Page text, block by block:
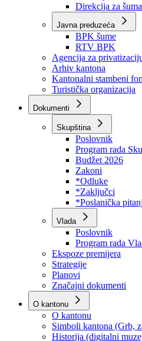
Direkcije
Direkcija za
Direkcija za ceste
Direkcija za
Javna preduzeća
BPK šume
RTV BPK
Agencija za privatizaciju
Arhiv kantona
Kantonalni stambeni
Turistička organizacija
Dokumenti
Skupština
Poslovnik
Program rada
Budžet 2026
Zakoni
*Odluke
*Zaključci
*Poslanička pitanja
Vlada
Poslovnik
Program rada
Ekspoze premijera
Strategije
Planovi
Značajni dokumenti
O kantonu